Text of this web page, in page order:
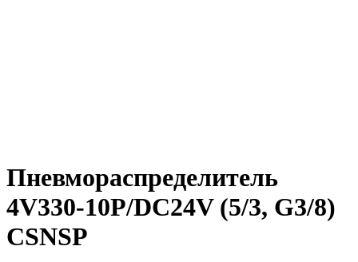
Пневмораспределитель
4V330-10P/DC24V (5/3, G3/8)
CSNSP